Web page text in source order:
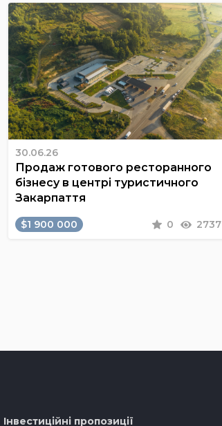
30.06.26
Продаж готового ресторанного
бізнесу в центрі туристичного
Закарпаття
$1 900 000 0 2737
Інвестиційні пропозиції